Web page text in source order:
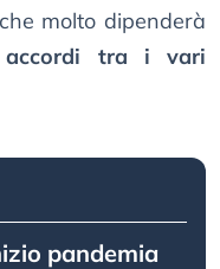
molto dipenderà
accordi tra i vari
pandemia